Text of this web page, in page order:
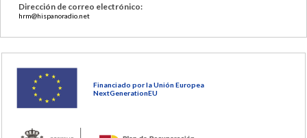
Dirección de correo electrónico:
hrm@hispanoradio.net
Financiado por la Unión Europea
NextGenerationEU